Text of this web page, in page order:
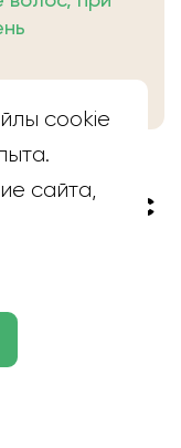
волос
Шибанкова
cookie
сайта,